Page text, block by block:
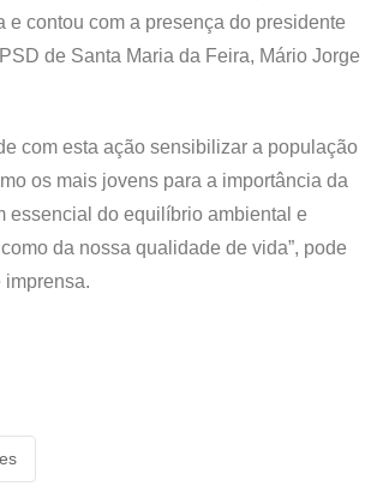
e contou com a presença do presidente
de Santa Maria da Feira, Mário Jorge
com esta ação sensibilizar a população
os mais jovens para a importância da
essencial do equilíbrio ambiental e
da nossa qualidade de vida”, pode
imprensa.